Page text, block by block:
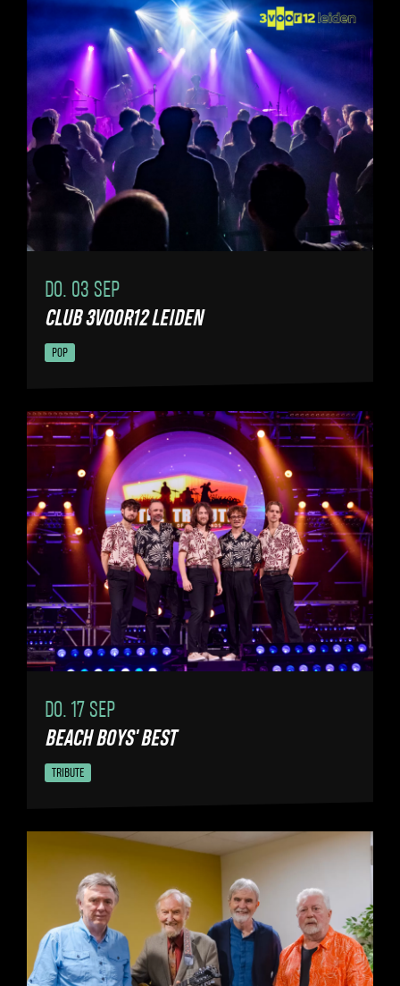
DO. 03 SEP
CLUB 3VOOR12 LEIDEN
POP
DO. 17 SEP
BEACH BOYS' BEST
TRIBUTE